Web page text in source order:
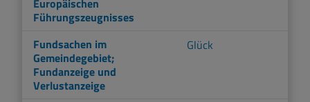
Führungszeugnisses
Fundsachen im
Gemeindegebiet;
Fundanzeige und
Verlustanzeige
Glück